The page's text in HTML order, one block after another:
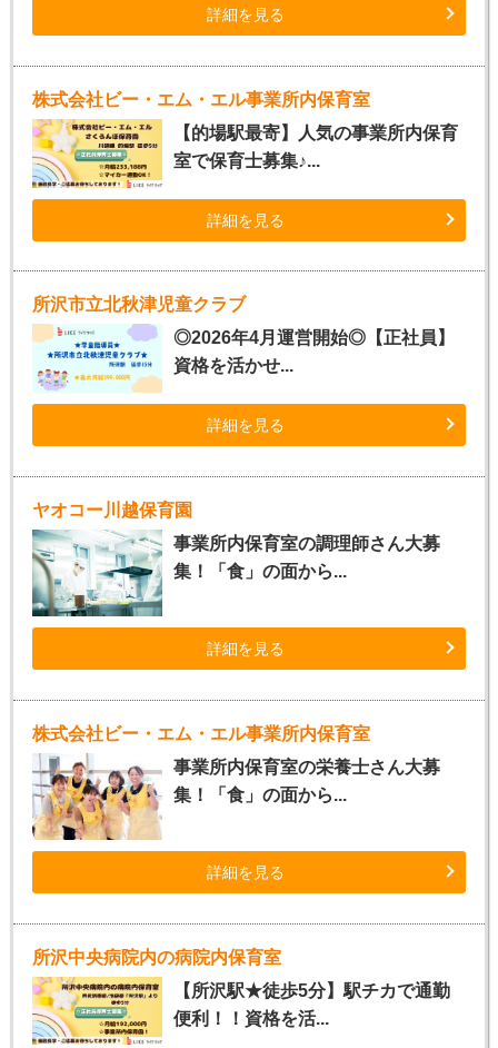
詳細を見る
株式会社ビー・エム・エル事業所内保育室
【的場駅最寄】人気の事業所内保育
室で保育士募集♪...
詳細を見る
所沢市立北秋津児童クラブ
◎2026年4月運営開始◎【正社員】
資格を活かせ...
詳細を見る
ヤオコー川越保育園
事業所内保育室の調理師さん大募
集！「食」の面から...
詳細を見る
株式会社ビー・エム・エル事業所内保育室
事業所内保育室の栄養士さん大募
集！「食」の面から...
詳細を見る
所沢中央病院内の病院内保育室
【所沢駅★徒歩5分】駅チカで通勤
便利！！資格を活...